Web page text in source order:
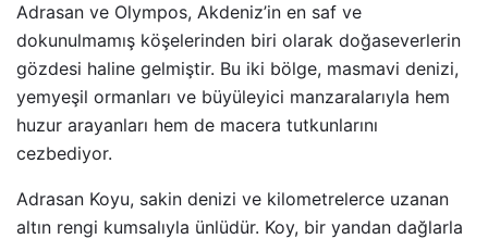
Adrasan ve Olympos, Akdeniz’in en saf ve
dokunulmamış köşelerinden biri olarak doğaseverlerin
gözdesi haline gelmiştir. Bu iki bölge, masmavi denizi,
yemyeşil ormanları ve büyüleyici manzaralarıyla hem
huzur arayanları hem de macera tutkunlarını
cezbediyor.
Adrasan Koyu, sakin denizi ve kilometrelerce uzanan
altın rengi kumsalıyla ünlüdür. Koy, bir yandan dağlarla